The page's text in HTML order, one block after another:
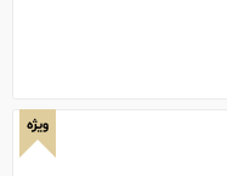
ویژه